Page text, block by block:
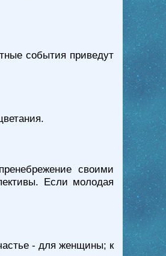
события приведут
своими
Если молодая
- для женщины; к